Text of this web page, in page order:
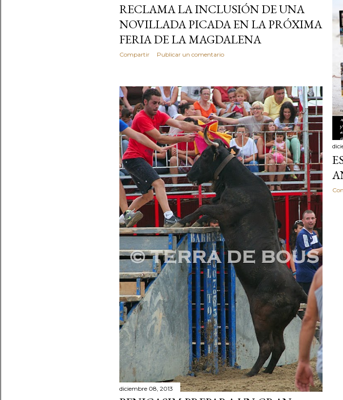
RECLAMA LA INCLUSIÓN DE UNA
NOVILLADA PICADA EN LA PRÓXIMA
FERIA DE LA MAGDALENA
Compartir Publicar un comentario
diciembre 08, 2013